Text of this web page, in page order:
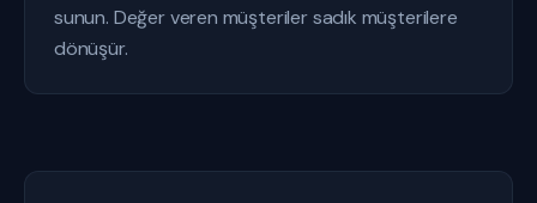
sunun. Değer veren müşteriler sadık müşterilere
dönüşür.